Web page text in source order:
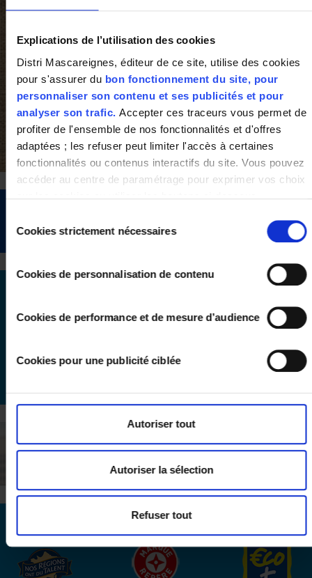
Explications de l’utilisation des cookies
Distri Mascareignes, éditeur de ce site, utilise des cookies
pour s'assurer du bon fonctionnement du site, pour
personnaliser son contenu et ses publicités et pour
analyser son trafic. Accepter ces traceurs vous permet de
profiter de l'ensemble de nos fonctionnalités et d'offres
adaptées ; les refuser peut limiter l'accès à certaines
fonctionnalités ou contenus interactifs du site. Vous pouvez
accéder au centre de paramétrage pour exprimer vos choix
uniquement sur ce site pour une durée de 6 mois.
Vous pouvez changer d'avis à tout moment en cliquant sur
le bouton "paramétrer les cookies" en bas de chaque page
de notre site.
du
consentement
Cookies strictement nécessaires
Cookies de personnalisation de contenu
Cookies de performance et de mesure d’audience
Cookies pour une publicité ciblée
Autoriser tout
Autoriser la sélection
Refuser tout
Nosmarques